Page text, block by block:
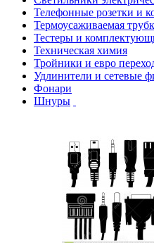
Телефонные розетки и
Термоусаживаемая
Тестеры и
Техническая химия
Тройники и евро
Удлинители и сетевые
Фонари
Шнуры